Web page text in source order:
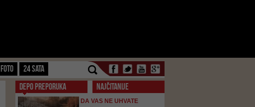
FOTO 24 SATA
DEPO PREPORUKA NAJČITANIJE
DA VAS NE UHVATE